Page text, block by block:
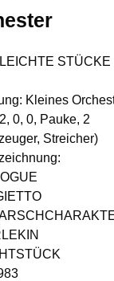
STÜCKE
Kleines
0, 0, Pauke, 2
Streicher)